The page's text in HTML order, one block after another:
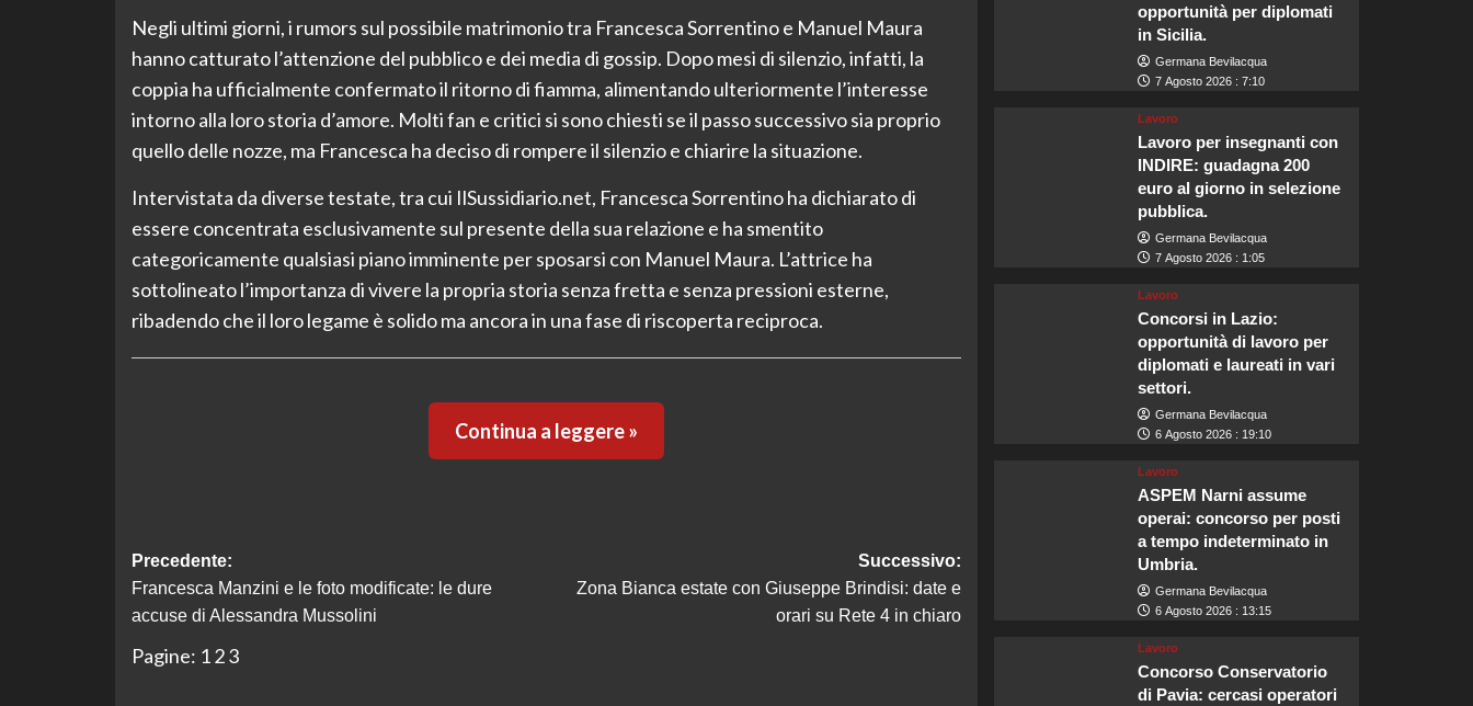
Negli ultimi giorni, i rumors sul possibile matrimonio tra Francesca Sorrentino e Manuel Maura
hanno catturato l’attenzione del pubblico e dei media di gossip. Dopo mesi di silenzio, infatti, la
coppia ha ufficialmente confermato il ritorno di fiamma, alimentando ulteriormente l’interesse
intorno alla loro storia d’amore. Molti fan e critici si sono chiesti se il passo successivo sia proprio
quello delle nozze, ma Francesca ha deciso di rompere il silenzio e chiarire la situazione.
Intervistata da diverse testate, tra cui IlSussidiario.net, Francesca Sorrentino ha dichiarato di
essere concentrata esclusivamente sul presente della sua relazione e ha smentito
categoricamente qualsiasi piano imminente per sposarsi con Manuel Maura. L’attrice ha
sottolineato l’importanza di vivere la propria storia senza fretta e senza pressioni esterne,
ribadendo che il loro legame è solido ma ancora in una fase di riscoperta reciproca.
Continua a leggere »
Navigazione
articolo
Precedente:
Francesca Manzini e le foto modificate: le dure
accuse di Alessandra Mussolini
Successivo:
Zona Bianca estate con Giuseppe Brindisi: date e
orari su Rete 4 in chiaro
Pagine: 1 2 3
opportunità per diplomati
in Sicilia.
Germana Bevilacqua
7 Agosto 2026 : 7:10
Lavoro
Lavoro per insegnanti con
INDIRE: guadagna 200
euro al giorno in selezione
pubblica.
Germana Bevilacqua
7 Agosto 2026 : 1:05
Lavoro
Concorsi in Lazio:
opportunità di lavoro per
diplomati e laureati in vari
settori.
Germana Bevilacqua
6 Agosto 2026 : 19:10
Lavoro
ASPEM Narni assume
operai: concorso per posti
a tempo indeterminato in
Umbria.
Germana Bevilacqua
6 Agosto 2026 : 13:15
Lavoro
Concorso Conservatorio
di Pavia: cercasi operatori